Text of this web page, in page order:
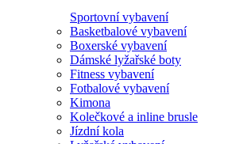
Sportovní vybavení
Basketbalové vybavení
Boxerské vybavení
Dámské lyžařské boty
Fitness vybavení
Fotbalové vybavení
Kimona
Kolečkové a inline brusle
Jízdní kola